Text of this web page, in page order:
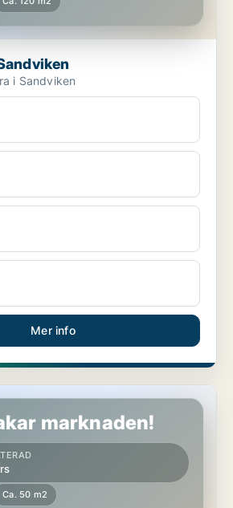
i Sandviken
Mer info
marknaden!
Ca. 50 m2